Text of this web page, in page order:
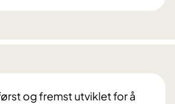
og fremst utviklet for å